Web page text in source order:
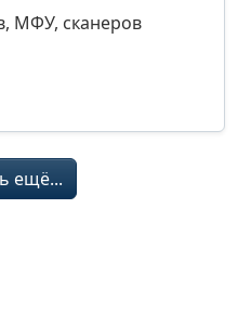
МФУ, сканеров
ещё...